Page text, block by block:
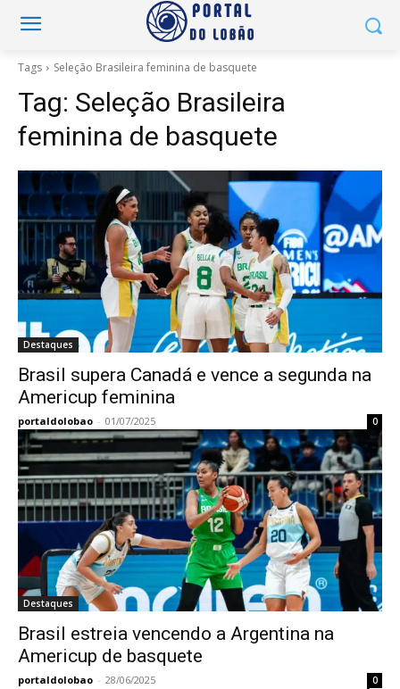
Tags Seleção Brasileira feminina de basquete
Tag: Seleção Brasileira
feminina de basquete
Destaques
Brasil supera Canadá e vence a segunda na
Americup feminina
portaldolobao - 01/07/2025 0
Destaques
Brasil estreia vencendo a Argentina na
Americup de basquete
portaldolobao - 28/06/2025 0